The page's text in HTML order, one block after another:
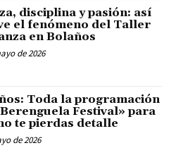
disciplina y pasión: así
el fenómeno del Taller
en Bolaños
de 2026
Toda la programación
Festival» para
te pierdas detalle
de 2026